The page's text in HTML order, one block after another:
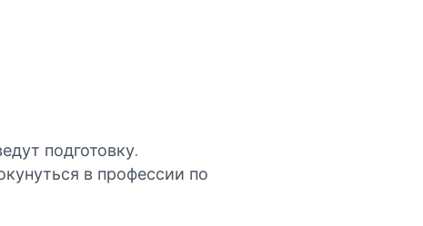
подготовку.
в профессии по